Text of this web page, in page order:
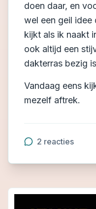
doen daar, en
wel een geil idee
kijkt als ik naakt
ook altijd een
dakterras bezig
Vandaag eens
mezelf aftrek.
2 reacties